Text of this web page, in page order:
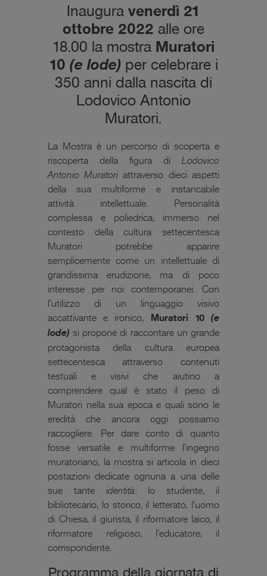
Inaugura venerdì 21
ottobre 2022 alle ore
18.00 la mostra Muratori
10 (e lode) per celebrare i
350 anni dalla nascita di
Lodovico Antonio
Muratori.
La Mostra è un percorso di scoperta e
riscoperta della figura di Lodovico
Antonio Muratori attraverso dieci aspetti
della sua multiforme e instancabile
attività intellettuale. Personalità
complessa e poliedrica, immerso nel
contesto della cultura settecentesca
Muratori potrebbe apparire
semplicemente come un intellettuale di
grandissima erudizione, ma di poco
interesse per noi contemporanei. Con
l’utilizzo di un linguaggio visivo
accattivante e ironico, Muratori 10 (e
lode) si propone di raccontare un grande
protagonista della cultura europea
settecentesca attraverso contenuti
testuali e visivi che aiutino a
comprendere qual è stato il peso di
Muratori nella sua epoca e quali sono le
eredità che ancora oggi possiamo
raccogliere. Per dare conto di quanto
fosse versatile e multiforme l’ingegno
muratoriano, la mostra si articola in dieci
postazioni dedicate ognuna a una delle
sue tante identità: lo studente, il
bibliotecario, lo storico, il letterato, l’uomo
di Chiesa, il giurista, il riformatore laico, il
riformatore religioso, l’educatore, il
corrispondente.
Programma della giornata di